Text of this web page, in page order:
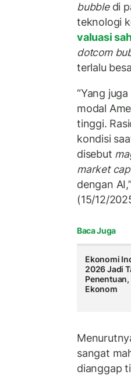
bubbledi
teknologi
valuasi
dotcom
terlalu
“Yang
modal
tinggi.
kondisi
disebut
market cap
dengan
(15/12/
Baca Juga
Ekonomi
2026 Jadi
Penentuan,
Ekonom
sangat
dianggap